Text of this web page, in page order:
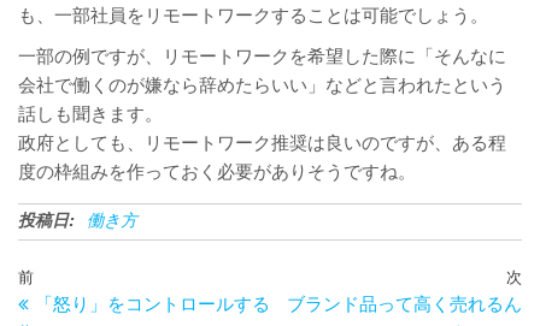
も、一部社員をリモートワークすることは可能でしょう。
一部の例ですが、リモートワークを希望した際に「そんなに
会社で働くのが嫌なら辞めたらいい」などと言われたという
話しも聞きます。
政府としても、リモートワーク推奨は良いのですが、ある程
度の枠組みを作っておく必要がありそうですね。
投稿日: 働き方
投
稿
過
去
前
「怒り」をコントロールする
次
ブランド品って高く売れるん